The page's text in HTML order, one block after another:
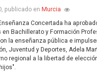
publicado en Murcia
Concertada ha
Bachillerato y Formación
la enseñanza pública e
Juventud y Deportes, Adela
regional a la libertad de